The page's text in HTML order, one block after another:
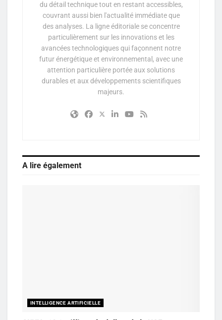
du détail technique tout en restant accessibles,
couvrant aussi bien l'actualité immédiate que
des analyses. La ligne éditoriale se concentre
particulièrement sur les innovations et les
avancées technologiques qui façonnent notre
futur énergétique et environnemental, avec une
attention particulière portée aux solutions
durables et aux développements scientifiques
majeurs.
A lire également
INTELLIGENCE ARTIFICIELLE